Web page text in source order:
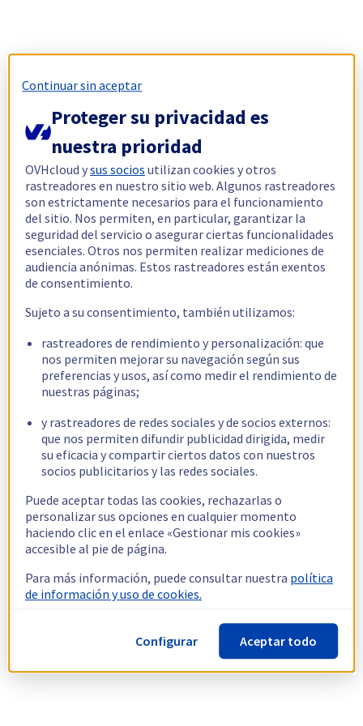
Continuar sin aceptar
Proteger su privacidad es
nuestra prioridad
OVHcloud ysus socios utilizan cookies y otros
rastreadores en nuestro sitio web. Algunos rastreadores
son estrictamente necesarios para el funcionamiento
del sitio. Nos permiten, en particular, garantizar la
seguridad del servicio o asegurar ciertas funcionalidades
esenciales. Otros nos permiten realizar mediciones de
audiencia anónimas. Estos rastreadores están exentos
de consentimiento.
Sujeto a su consentimiento, también utilizamos:
rastreadores de rendimiento y personalización: que
nos permiten mejorar su navegación según sus
preferencias y usos, así como medir el rendimiento de
nuestras páginas;
y rastreadores de redes sociales y de socios externos:
que nos permiten difundir publicidad dirigida, medir
su eficacia y compartir ciertos datos con nuestros
socios publicitarios y las redes sociales.
Puede aceptar todas las cookies, rechazarlas o
personalizar sus opciones en cualquier momento
haciendo clic en el enlace «Gestionar mis cookies»
accesible al pie de página.
Para más información, puede consultar nuestra política
de información y uso de cookies.
Configurar Aceptar todo